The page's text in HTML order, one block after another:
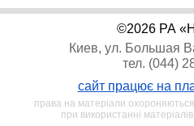
©2026 РА
Киев, ул. Большая
тел. (044)
сайт працює на
права на матеріали
при використанні